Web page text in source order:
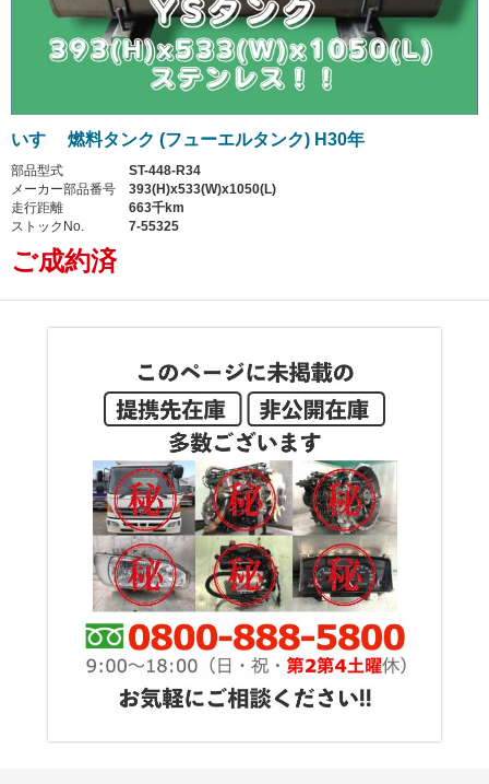
いすゞ 燃料タンク (フューエルタンク) H30年
部品型式
ST-448-R34
メーカー部品番号
393(H)x533(W)x1050(L)
走行距離
663千km
ストックNo.
7-55325
ご成約済